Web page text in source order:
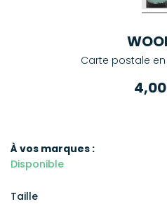
Carte postale en
À vos marques :
Disponible
Taille